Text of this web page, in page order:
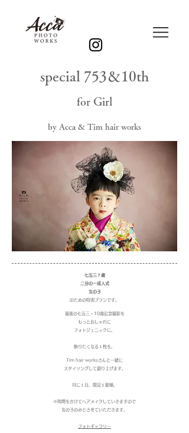
special 753＆10th
for Girl
by Acca & Tim hair works
七五三７歳
二分の一成人式
女の子
のための特別プランです。
最後の七五三・10歳記念撮影を
もっとおしゃれに
フォトジェニックに。
飾りたくなる１枚を。
Tim hair worksさんと一緒に
スタイリングして創り上げます。
月に１日、限定１組様。
※時間をかけてヘアメイクしていきますので
​女の子のみとさせていただきます。
​​ フォトギャラリー